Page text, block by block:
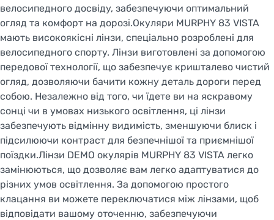
велосипедного досвіду, забезпечуючи оптимальний
огляд та комфорт на дорозі.Окуляри MURPHY 83 VISTA
мають високоякісні лінзи, спеціально розроблені для
велосипедного спорту. Лінзи виготовлені за допомогою
передової технології, що забезпечує кришталево чистий
огляд, дозволяючи бачити кожну деталь дороги перед
собою. Незалежно від того, чи їдете ви на яскравому
сонці чи в умовах низького освітлення, ці лінзи
забезпечують відмінну видимість, зменшуючи блиск і
підсилюючи контраст для безпечнішої та приємнішої
поїздки.Лінзи DEMO окулярів MURPHY 83 VISTA легко
замінюються, що дозволяє вам легко адаптуватися до
різних умов освітлення. За допомогою простого
клацання ви можете переключатися між лінзами, щоб
відповідати вашому оточенню, забезпечуючи